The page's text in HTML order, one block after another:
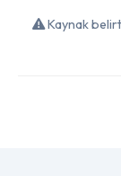
Kaynak